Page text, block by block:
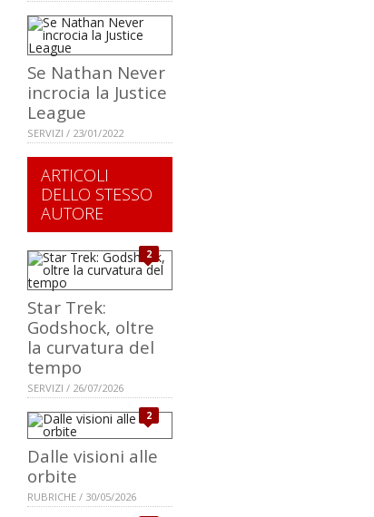
Se Nathan Never
incrocia la Justice
League
SERVIZI / 23/01/2022
ARTICOLI
DELLO STESSO
AUTORE
2
Star Trek:
Godshock, oltre
la curvatura del
tempo
SERVIZI / 26/07/2026
2
Dalle visioni alle
orbite
RUBRICHE / 30/05/2026